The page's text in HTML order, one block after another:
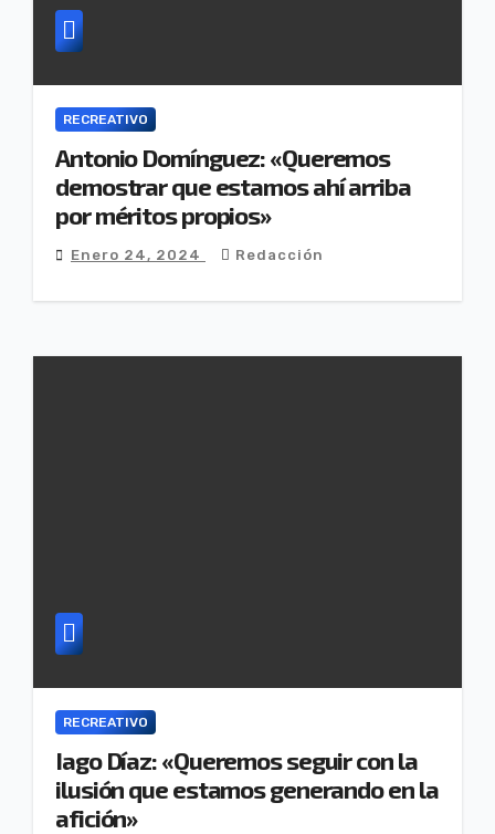
RECREATIVO
Antonio Domínguez: «Queremos
demostrar que estamos ahí arriba
por méritos propios»
Enero 24, 2024 Redacción
RECREATIVO
Iago Díaz: «Queremos seguir con la
ilusión que estamos generando en la
afición»